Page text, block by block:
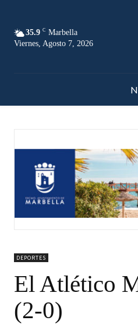
35.9 C Marbella
Viernes, Agosto 7, 2026
DEPORTES
El Atlético
(2-0)